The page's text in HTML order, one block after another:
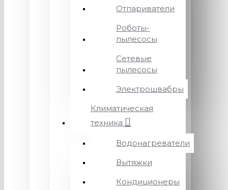
Отпариватели
Роботы-
пылесосы
Сетевые
пылесосы
Электрошвабры
Климатическая
техника
Водонагреватели
Вытяжки
Кондиционеры